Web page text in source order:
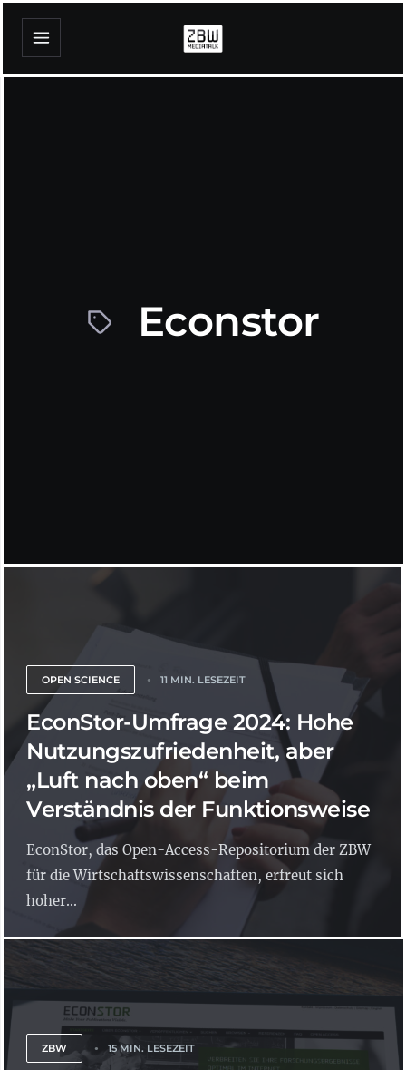
Econstor
OPEN SCIENCE 11 MIN. LESEZEIT
EconStor-Umfrage 2024: Hohe
Nutzungszufriedenheit, aber
„Luft nach oben“ beim
Verständnis der Funktionsweise
EconStor, das Open-Access-Repositorium der ZBW
für die Wirtschaftswissenschaften, erfreut sich
hoher...
ZBW 15 MIN. LESEZEIT